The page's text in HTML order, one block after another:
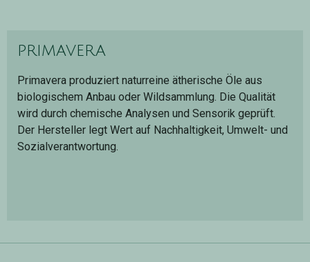
primavera
Primavera produziert naturreine ätherische Öle aus
biologischem Anbau oder Wildsammlung. Die Qualität
wird durch chemische Analysen und Sensorik geprüft.
Der Hersteller legt Wert auf Nachhaltigkeit, Umwelt- und
Sozialverantwortung.